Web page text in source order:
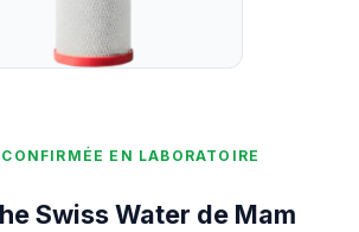
EN LABORATOIRE
Swiss Water de Mam